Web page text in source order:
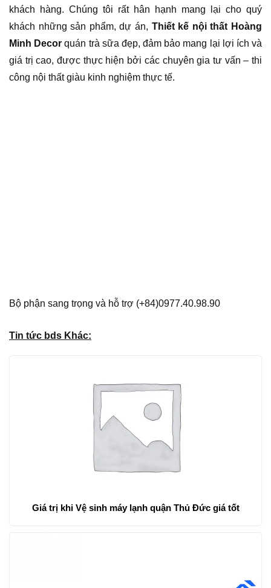
khách hàng. Chúng tôi rất hân hạnh mang lại cho quý
khách những sản phẩm, dự án, Thiết kế nội thất Hoàng
Minh Decor quán trà sữa đẹp, đảm bảo mang lại lợi ích và
giá trị cao, được thực hiện bởi các chuyên gia tư vấn – thi
công nội thất giàu kinh nghiệm thực tế.
Bộ phận sang trọng và hỗ trợ (+84)0977.40.98.90
Tin tức bds Khác:
Giá trị khi Vệ sinh máy lạnh quận Thủ Đức giá tốt